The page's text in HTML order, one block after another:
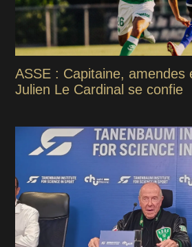
ASSE : Capitaine, amendes
Julien Le Cardinal se confie